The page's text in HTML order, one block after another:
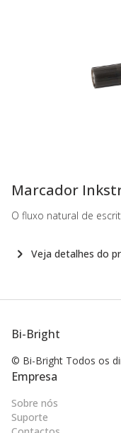
Marcador
O fluxo natural de
Veja detalhes do
Bi-Bright
© Bi-Bright Todos os
Empresa
Sobre nós
Suporte